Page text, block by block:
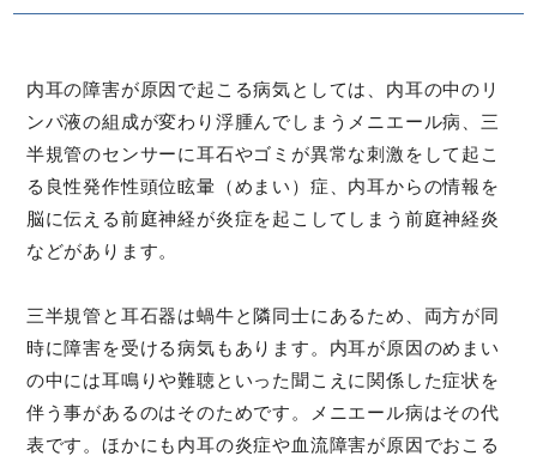
内耳の障害が原因で起こる病気としては、内耳の中のリ
ンパ液の組成が変わり浮腫んでしまうメニエール病、三
半規管のセンサーに耳石やゴミが異常な刺激をして起こ
る良性発作性頭位眩暈（めまい）症、内耳からの情報を
脳に伝える前庭神経が炎症を起こしてしまう前庭神経炎
などがあります。
三半規管と耳石器は蝸牛と隣同士にあるため、両方が同
時に障害を受ける病気もあります。内耳が原因のめまい
の中には耳鳴りや難聴といった聞こえに関係した症状を
伴う事があるのはそのためです。メニエール病はその代
表です。ほかにも内耳の炎症や血流障害が原因でおこる